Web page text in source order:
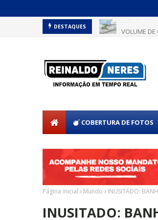
DESTAQUES
COBERTURA DE FOTOS
Página inicial Mundo INUSITADO:
INUSITADO: